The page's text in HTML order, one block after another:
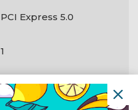
PCI Express 5.0
1
0